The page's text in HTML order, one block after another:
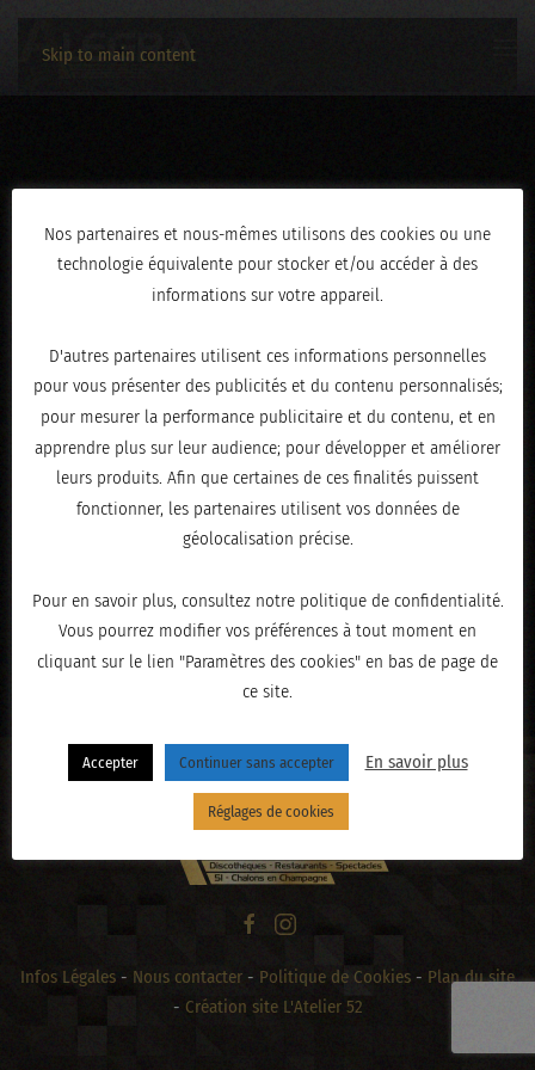
Skip to main content
IMG_9158
ÉCRIT LEMAI 20, 2025.
« PRÉCÉDENT
Infos Légales - Nous contacter - Politique de Cookies - Plan du site
- Création site L'Atelier 52
Nos partenaires et nous-mêmes utilisons des cookies ou une
technologie équivalente pour stocker et/ou accéder à des
informations sur votre appareil.
D'autres partenaires utilisent ces informations personnelles
pour vous présenter des publicités et du contenu personnalisés;
pour mesurer la performance publicitaire et du contenu, et en
apprendre plus sur leur audience; pour développer et améliorer
leurs produits. Afin que certaines de ces finalités puissent
fonctionner, les partenaires utilisent vos données de
géolocalisation précise.
Pour en savoir plus, consultez notre politique de confidentialité.
Vous pourrez modifier vos préférences à tout moment en
cliquant sur le lien "Paramètres des cookies" en bas de page de
ce site.
Accepter Continuer sans accepter En savoir plus
Réglages de cookies